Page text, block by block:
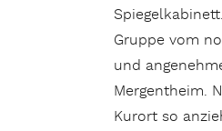
Gruppe vom
und
Mergentheim.
Kurort so